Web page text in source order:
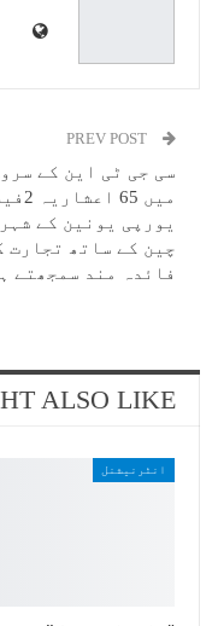
سی جی ٹی این کے
میں 65
یورپی یونین کے
چین کے ساتھ تجارت
فائدہ مند سمجھتے
ALSO LIKE
انٹرنیشنل